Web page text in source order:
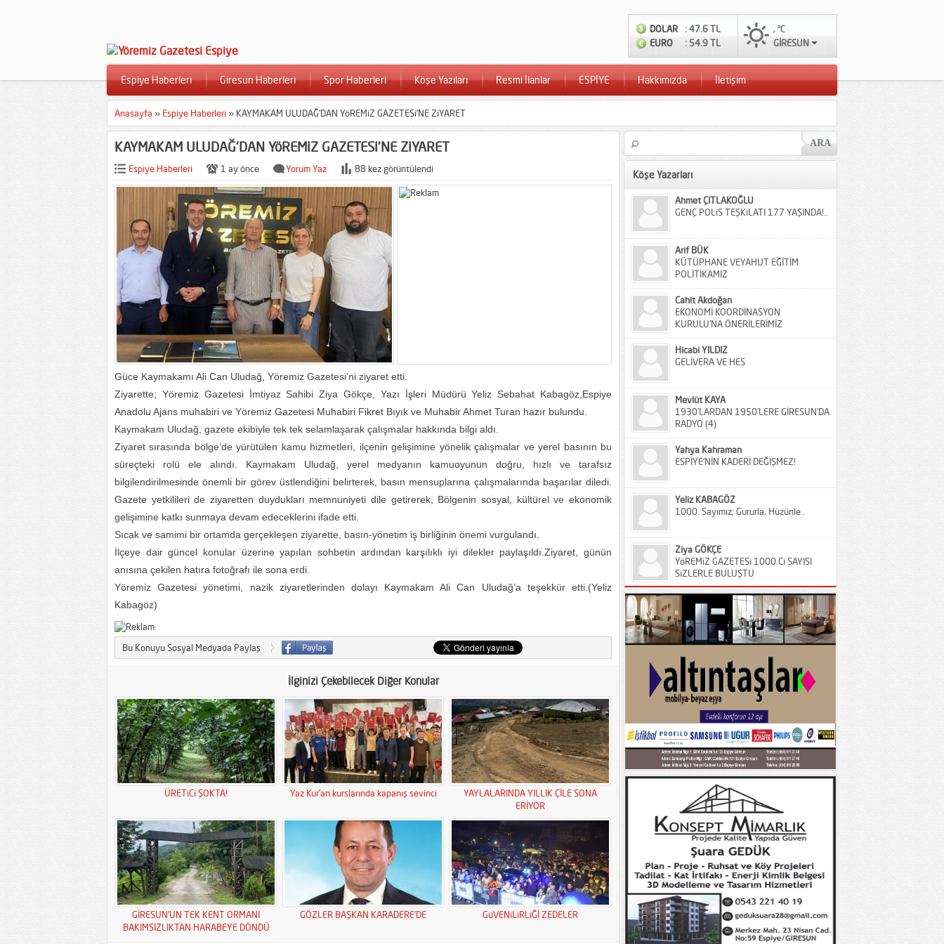
DOLAR
: 47.6 TL
EURO
: 54.9 TL
, °C
GİRESUN
Espiye Haberleri Giresun Haberleri Spor Haberleri Köşe Yazıları Resmi İlanlar ESPİYE Hakkımızda İletişim
Anasayfa » Espiye Haberleri » KAYMAKAM ULUDAĞ’DAN YöREMiZ GAZETESi’NE ZiYARET
KAYMAKAM ULUDAĞ’DAN YöREMiZ GAZETESi’NE ZiYARET
Espiye Haberleri 1 ay önce Yorum Yaz 88 kez görüntülendi
Güce Kaymakamı Ali Can Uludağ, Yöremiz Gazetesi’ni ziyaret etti.
Ziyarette; Yöremiz Gazetesi İmtiyaz Sahibi Ziya Gökçe, Yazı İşleri Müdürü Yeliz Sebahat Kabagöz,Espiye
Anadolu Ajans muhabiri ve Yöremiz Gazetesi Muhabiri Fikret Bıyık ve Muhabir Ahmet Turan hazır bulundu.
Kaymakam Uludağ, gazete ekibiyle tek tek selamlaşarak çalışmalar hakkında bilgi aldı.
Ziyaret sırasında bölge’de yürütülen kamu hizmetleri, ilçenin gelişimine yönelik çalışmalar ve yerel basının bu
süreçteki rolü ele alındı. Kaymakam Uludağ, yerel medyanın kamuoyunun doğru, hızlı ve tarafsız
bilgilendirilmesinde önemli bir görev üstlendiğini belirterek, basın mensuplarına çalışmalarında başarılar diledi.
Gazete yetkilileri de ziyaretten duydukları memnuniyeti dile getirerek, Bölgenin sosyal, kültürel ve ekonomik
gelişimine katkı sunmaya devam edeceklerini ifade etti.
Sıcak ve samimi bir ortamda gerçekleşen ziyarette, basın-yönetim iş birliğinin önemi vurgulandı.
İlçeye dair güncel konular üzerine yapılan sohbetin ardından karşılıklı iyi dilekler paylaşıldı.Ziyaret, günün
anısına çekilen hatıra fotoğrafı ile sona erdi.
Yöremiz Gazetesi yönetimi, nazik ziyaretlerinden dolayı Kaymakam Ali Can Uludağ’a teşekkür etti.(Yeliz
Kabagöz)
Bu Konuyu Sosyal Medyada Paylaş
İlginizi Çekebilecek Diğer Konular
ÜRETiCi ŞOKTA! Yaz Kur’an kurslarında kapanış sevinci
YAYLALARINDA YILLIK ÇİLE SONA
ERİYOR
GİRESUN’UN TEK KENT ORMANI
BAKIMSIZLIKTAN HARABEYE DÖNDÜ
GÖZLER BAŞKAN KARADERE’DE GüVENiLiRLiĞİ ZEDELER
Köşe Yazarları
Ahmet ÇITLAKOĞLU
GENÇ POLiS TEŞKiLATI 177 YAŞINDA!..
Arif BÜK
KÜTÜPHANE VEYAHUT EĞİTİM
POLİTİKAMIZ
Cahit Akdoğan
EKONOMİ KOORDİNASYON
KURULU’NA ÖNERİLERİMİZ
Hicabi YILDIZ
GELİVERA VE HES
Mevlüt KAYA
1930’LARDAN 1950’LERE GİRESUN’DA
RADYO (4)
Yahya Kahraman
ESPİYE’NİN KADERİ DEĞİŞMEZ!
Yeliz KABAGÖZ
1000. Sayımız; Gururla, Hüzünle..
Ziya GÖKÇE
YöREMiZ GAZETESi 1000.Ci SAYISI
SiZLERLE BULUŞTU